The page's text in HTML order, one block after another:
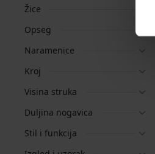
Žice
Opseg
Naramenice
Kroj
Visina struka
Duljina nogavica
Stil i funkcija